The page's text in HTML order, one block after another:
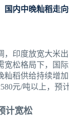
内中晚籼稻走向
，印度放宽大米
宽松格局下，国
稻供给持续增加
元/吨以上，预
计宽松